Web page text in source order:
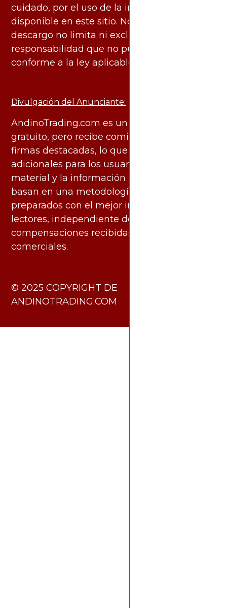
cuidado, por el uso de la información
disponible en este sitio. No obstante, este
descargo no limita ni excluye ninguna
responsabilidad que no pueda ser excluida
conforme a la ley aplicable.
Divulgación del Anunciante:
AndinoTrading.com es un sitio de uso
gratuito, pero recibe comisiones de algunas
firmas destacadas, lo que no genera costos
adicionales para los usuarios. Todo el
material y la información publicados se
basan en una metodología imparcial y están
preparados con el mejor interés de los
lectores, independiente de las
compensaciones recibidas de socios
comerciales.
​© 2025 COPYRIGHT DE
ANDINOTRADING.COM